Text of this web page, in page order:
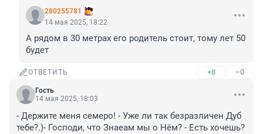
280255781
14 мая 2025, 18:22
А рядом в 30 метрах его родитель стоит, тому лет 50
будет
ОТВЕТИТЬ +8 –0
Гость
14 мая 2025, 18:03
- Держите меня семеро! - Уже ли так безразличен Дуб
тебе?.)- Господи, что Знаеам мы о Нём? - Есть хочешь?